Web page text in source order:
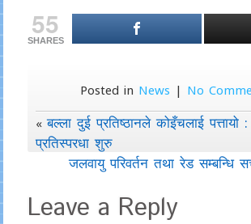
55
SHARES
Posted in News | No
«बल्ला दुई प्रतिष्ठानले कोइँचलाई पत्तायो :
प्रतिस्परधा शुरु
जलवायु परिवर्तन तथा रेड सम्बन्धि
Leave a Reply